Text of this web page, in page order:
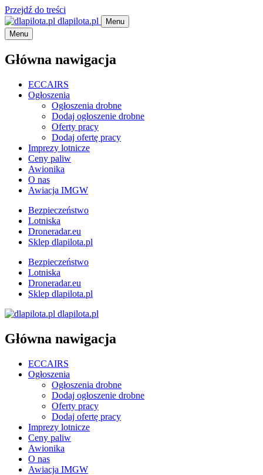
Przejdź do treści
dlapilota.pl
Menu
Menu
Główna nawigacja
ECCAIRS
Ogłoszenia
Ogłoszenia drobne
Dodaj ogłoszenie drobne
Oferty pracy
Dodaj ofertę pracy
Imprezy lotnicze
Ceny paliw
Awionika
O nas
Awiacja IMGW
Bezpieczeństwo
Lotniska
Droneradar.eu
Sklep dlapilota.pl
Bezpieczeństwo
Lotniska
Droneradar.eu
Sklep dlapilota.pl
dlapilota.pl
Główna nawigacja
ECCAIRS
Ogłoszenia
Ogłoszenia drobne
Dodaj ogłoszenie drobne
Oferty pracy
Dodaj ofertę pracy
Imprezy lotnicze
Ceny paliw
Awionika
O nas
Awiacja IMGW